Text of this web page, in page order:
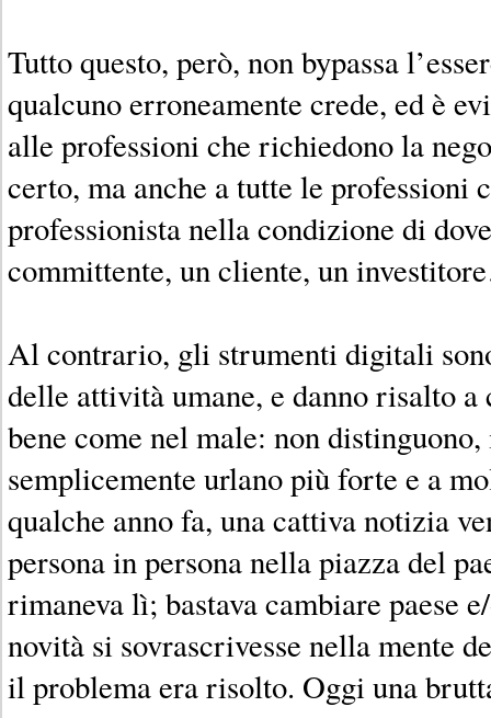
Tutto questo, però, non bypassa
qualcuno erroneamente crede, ed è
alle professioni che richiedono la
certo, ma anche a tutte le professioni
professionista nella condizione di
committente, un cliente, un
Al contrario, gli strumenti digitali
delle attività umane, e danno risalto a
bene come nel male: non
semplicemente urlano più forte e a
qualche anno fa, una cattiva notizia
persona in persona nella piazza del
rimaneva lì; bastava cambiare paese
novità si sovrascrivesse nella mente
il problema era risolto. Oggi una